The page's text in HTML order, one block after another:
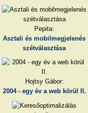
Pepita:
Asztali és mobilmegjelenés
szétválasztása
Hojtsy Gábor:
2004 - egy év a web körül II.